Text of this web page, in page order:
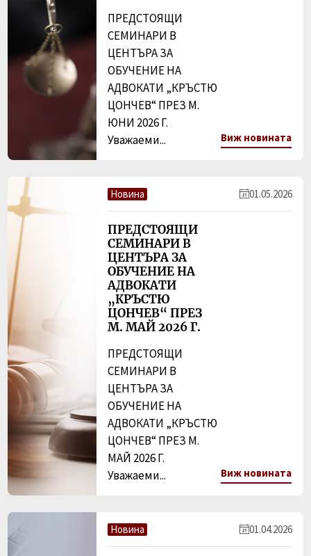
ПРЕДСТОЯЩИ
СЕМИНАРИ В
ЦЕНТЪРА ЗА
ОБУЧЕНИЕ НА
АДВОКАТИ „КРЪСТЮ
ЦОНЧЕВ“ ПРЕЗ М.
ЮНИ 2026 Г.
Уважаеми...
Виж новината
Новина 01.05.2026
ПРЕДСТОЯЩИ
СЕМИНАРИ В
ЦЕНТЪРА ЗА
ОБУЧЕНИЕ НА
АДВОКАТИ
„КРЪСТЮ
ЦОНЧЕВ“ ПРЕЗ
М. МАЙ 2026 Г.
ПРЕДСТОЯЩИ
СЕМИНАРИ В
ЦЕНТЪРА ЗА
ОБУЧЕНИЕ НА
АДВОКАТИ „КРЪСТЮ
ЦОНЧЕВ“ ПРЕЗ М.
МАЙ 2026 Г.
Уважаеми...
Виж новината
Новина 01.04.2026